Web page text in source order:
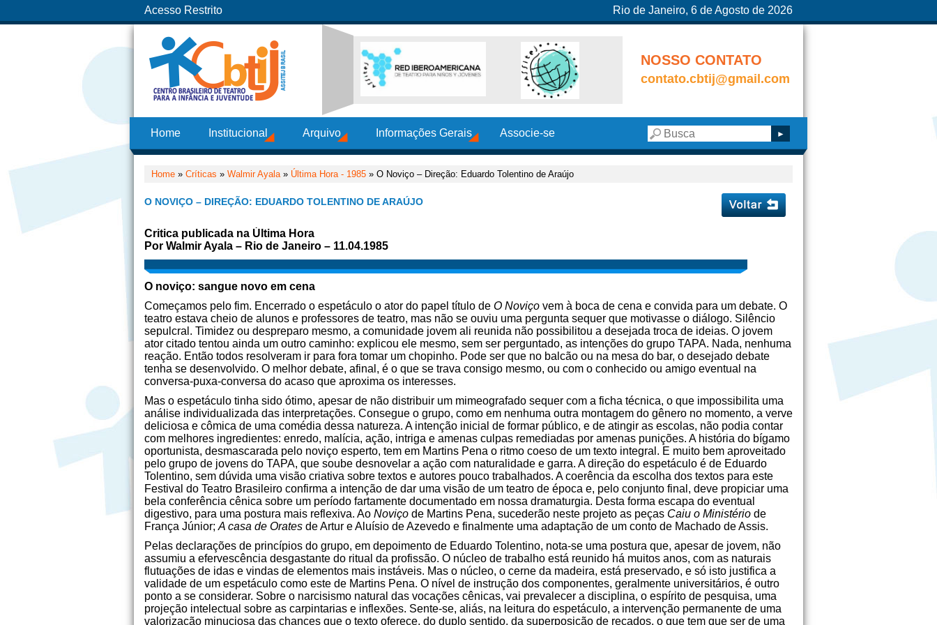
Acesso Restrito Rio de Janeiro, 6 de Agosto de 2026
NOSSO CONTATO
contato.cbtij@gmail.com
Home Institucional Arquivo Informações Gerais Associe-se
Home » Críticas » Walmir Ayala» Última Hora - 1985 » O Noviço – Direção: Eduardo Tolentino de Araújo
O NOVIÇO – DIREÇÃO: EDUARDO TOLENTINO DE ARAÚJO
Critica publicada na Última Hora
Por Walmir Ayala – Rio de Janeiro – 11.04.1985
O noviço: sangue novo em cena
Começamos pelo fim. Encerrado o espetáculo o ator do papel título de O Noviço vem à boca de cena e convida para um debate. O
teatro estava cheio de alunos e professores de teatro, mas não se ouviu uma pergunta sequer que motivasse o diálogo. Silêncio
sepulcral. Timidez ou despreparo mesmo, a comunidade jovem ali reunida não possibilitou a desejada troca de ideias. O jovem
ator citado tentou ainda um outro caminho: explicou ele mesmo, sem ser perguntado, as intenções do grupo TAPA. Nada, nenhuma
reação. Então todos resolveram ir para fora tomar um chopinho. Pode ser que no balcão ou na mesa do bar, o desejado debate
tenha se desenvolvido. O melhor debate, afinal, é o que se trava consigo mesmo, ou com o conhecido ou amigo eventual na
conversa-puxa-conversa do acaso que aproxima os interesses.
Mas o espetáculo tinha sido ótimo, apesar de não distribuir um mimeografado sequer com a ficha técnica, o que impossibilita uma
análise individualizada das interpretações. Consegue o grupo, como em nenhuma outra montagem do gênero no momento, a verve
deliciosa e cômica de uma comédia dessa natureza. A intenção inicial de formar público, e de atingir as escolas, não podia contar
com melhores ingredientes: enredo, malícia, ação, intriga e amenas culpas remediadas por amenas punições. A história do bígamo
oportunista, desmascarada pelo noviço esperto, tem em Martins Pena o ritmo coeso de um texto integral. E muito bem aproveitado
pelo grupo de jovens do TAPA, que soube desnovelar a ação com naturalidade e garra. A direção do espetáculo é de Eduardo
Tolentino, sem dúvida uma visão criativa sobre textos e autores pouco trabalhados. A coerência da escolha dos textos para este
Festival do Teatro Brasileiro confirma a intenção de dar uma visão de um teatro de época e, pelo conjunto final, deve propiciar uma
bela conferência cênica sobre um período fartamente documentado em nossa dramaturgia. Desta forma escapa do eventual
digestivo, para uma postura mais reflexiva. Ao Noviço de Martins Pena, sucederão neste projeto as peças Caiu o Ministério de
França Júnior; A casa de Orates de Artur e Aluísio de Azevedo e finalmente uma adaptação de um conto de Machado de Assis.
Pelas declarações de princípios do grupo, em depoimento de Eduardo Tolentino, nota-se uma postura que, apesar de jovem, não
assumiu a efervescência desgastante do ritual da profissão. O núcleo de trabalho está reunido há muitos anos, com as naturais
flutuações de idas e vindas de elementos mais instáveis. Mas o núcleo, o cerne da madeira, está preservado, e só isto justifica a
validade de um espetáculo como este de Martins Pena. O nível de instrução dos componentes, geralmente universitários, é outro
ponto a se considerar. Sobre o narcisismo natural das vocações cênicas, vai prevalecer a disciplina, o espírito de pesquisa, uma
projeção intelectual sobre as carpintarias e inflexões. Sente-se, aliás, na leitura do espetáculo, a intervenção permanente de uma
valorização minuciosa das chances que o texto oferece, do duplo sentido, da superposição de recados, o que tem que ser de uma